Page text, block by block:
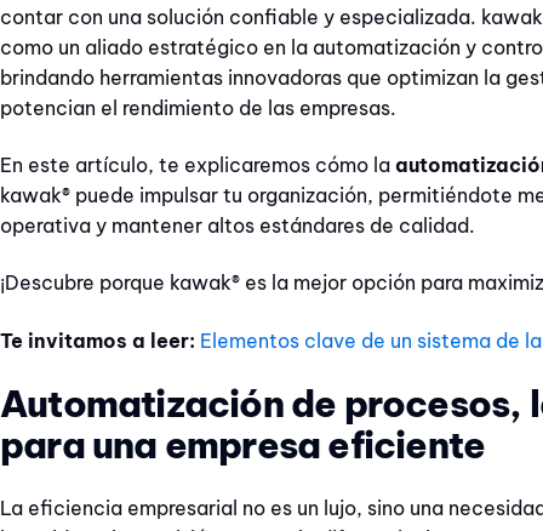
contar con una solución confiable y especializada.
como un aliado estratégico en la automatización y
brindando herramientas innovadoras que optimizan la
potencian el rendimiento de las empresas.
En este artículo, te explicaremos cómo la
kawak® puede impulsar tu organización, permitiéndote
operativa y mantener altos estándares de calidad.
¡Descubre porque kawak® es la mejor opción para
Te invitamos a leer: Elementos clave de un sistema de
Automatización de procesos,
para una empresa eficiente
La eficiencia empresarial no es un lujo, sino una